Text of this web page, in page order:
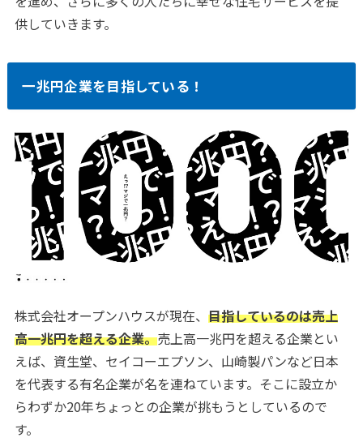
供していきます。
一兆円企業を目指している！
株式会社オープンハウスが現在、 目指しているのは売上
高一兆円を超える企業。売上高一兆円を超える企業とい
えば、資生堂、セイコーエプソン、山崎製パンなど日本
を代表する有名企業が名を連ねています。そこに設立か
らわずか20年ちょっとの企業が挑もうとしているので
す。